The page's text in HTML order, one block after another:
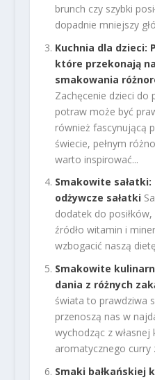
brunch czy szybki
dopadnie mniejszy
Kuchnia dla dzieci:
które przekonają
smakowania
Zachęcenie dzieci do
potraw może być
również fascynującą
świecie, pełnym
warto inspirować...
Smakowite
odżywcze sałatki
dodatek do
źródło witamin i
wzbogacić naszą
Smakowite
dania z różnych
świata to prawdziwa
przenoszą nas w
wychodząc z własnej
aromatycznego curry
Smaki bałkańskiej